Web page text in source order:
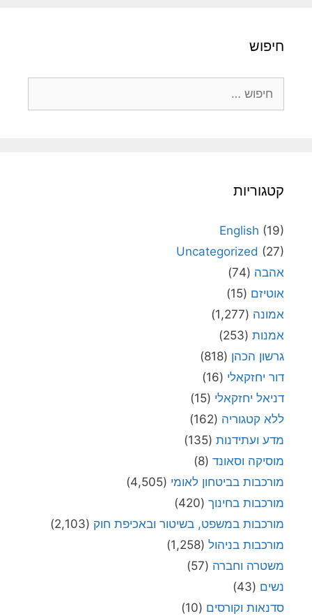
חיפוש
קטגוריות
English (19)
Uncategorized (27)
אהבה (74)
אוטיזם (15)
אמונה (1,277)
אמנות (253)
גרשון הכהן (818)
דור יחזקאלי (16)
דניאל יחזקאלי (15)
ללא קטגוריה (162)
מדע ועתידנות (135)
מוסיקה וסאונד (8)
מורכבות בביטחון לאומי (4,505)
מורכבות בחינוך (420)
מורכבות במשפט, בשיטור ובאכיפת חוק (2,103)
מורכבות בניהול (1,258)
משטרה וחברה (57)
נשים (43)
סדנאות וקורסים (10)